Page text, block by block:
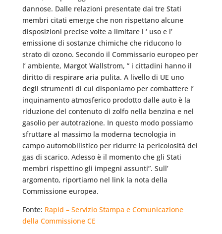
dannose. Dalle relazioni presentate dai tre Stati
membri citati emerge che non rispettano alcune
disposizioni precise volte a limitare l ‘ uso e l’
emissione di sostanze chimiche che riducono lo
strato di ozono. Secondo il Commissario europeo per
l’ ambiente, Margot Wallstrom, ” i cittadini hanno il
diritto di respirare aria pulita. A livello di UE uno
degli strumenti di cui disponiamo per combattere l’
inquinamento atmosferico prodotto dalle auto è la
riduzione del contenuto di zolfo nella benzina e nel
gasolio per autotrazione. In questo modo possiamo
sfruttare al massimo la moderna tecnologia in
campo automobilistico per ridurre la pericolosità dei
gas di scarico. Adesso è il momento che gli Stati
membri rispettino gli impegni assunti”. Sull’
argomento, riportiamo nel link la nota della
Commissione europea.
Fonte: Rapid – Servizio Stampa e Comunicazione
della Commissione CE